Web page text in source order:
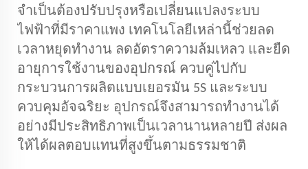
จำเป็นต้องปรับปรุงหรือเปลี่ยนแปลงระบบ
ไฟฟ้าที่มีราคาแพง เทคโนโลยีเหล่านี้ช่วยลด
เวลาหยุดทำงาน ลดอัตราความล้มเหลว และยืด
อายุการใช้งานของอุปกรณ์ ควบคู่ไปกับ
กระบวนการผลิตแบบเยอรมัน 5S และระบบ
ควบคุมอัจฉริยะ อุปกรณ์จึงสามารถทำงานได้
อย่างมีประสิทธิภาพเป็นเวลานานหลายปี ส่งผล
ให้ได้ผลตอบแทนที่สูงขึ้นตามธรรมชาติ